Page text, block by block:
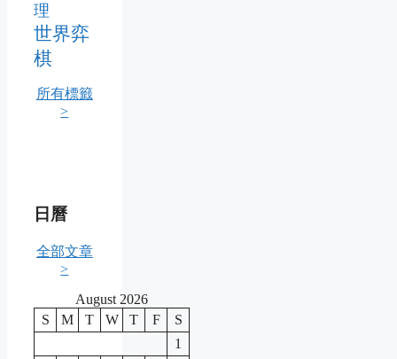
理
世界弈
棋
所有標籤
>
日曆
全部文章
>
August 2026
S
M T W T F
S
1